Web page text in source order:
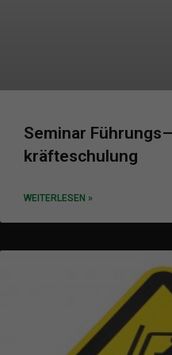
Seminar Führungs–
kräfteschulung
WEITERLESEN »